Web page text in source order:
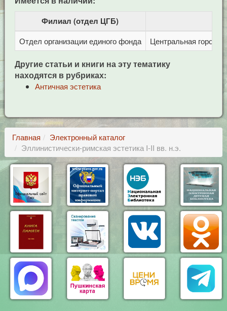
Филиал (отдел ЦГБ)
Отдел организации единого фонда Центральная
Другие статьи и книги на эту тематику
находятся в рубриках:
Античная эстетика
Главная
Электронный каталог
Эллинистически-римская эстетика I-II вв. н.э.